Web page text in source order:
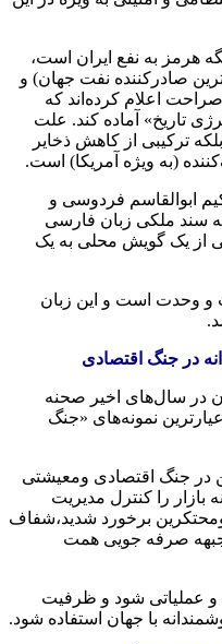
هرمز به نفع ایران است،
صادرکننده نفت جهان) و
اعلام کرده‌اند که
تاریخ» آماده کند. علت
ترکیبی از کاهش ذخایر
(به ویژه آمریکا) است.
ابوالقاسم فردوسی و
سند ملکی زبان فارسی
از یک گویش محلی به یک
و وحدت است و این زبان
در جنگ اقتصادی
در سال‌های اخیر صحنه‌
نمونه‌های «جنگ
در جنگ اقتصادی ومعیشتی
بازار را کنترل مدیریت
برخورد شدید،شفاف
صرفه جویی همت
و عملیاتی شود و ظرفیت
با جهان استفاده شود.